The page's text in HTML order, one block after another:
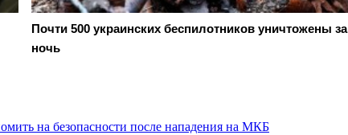
Почти 500 украинских беспилотников уничтожены за
ночь
на безопасности после нападения на МКБ